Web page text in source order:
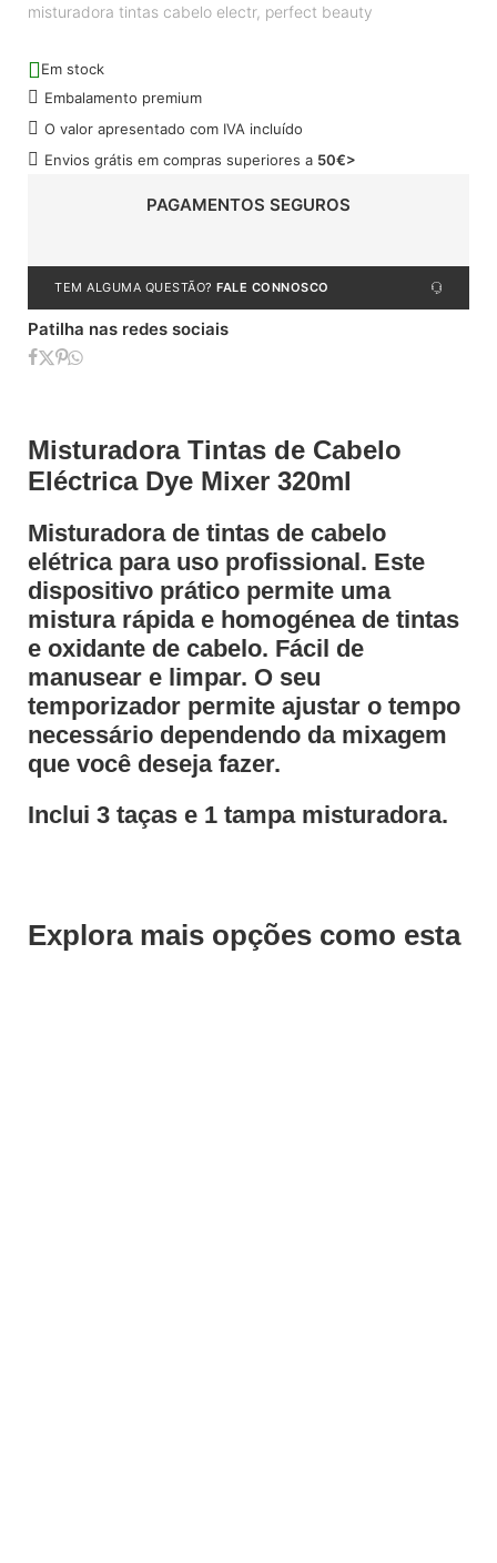
misturadora tintas cabelo electr, perfect beauty
Em stock
Embalamento premium
O valor apresentado com IVA incluído
Envios grátis em compras superiores a 50€>
PAGAMENTOS SEGUROS
TEM ALGUMA QUESTÃO? FALE CONNOSCO
Patilha nas redes sociais
Misturadora Tintas de Cabelo
Eléctrica Dye Mixer 320ml
Misturadora de tintas de cabelo
elétrica para uso profissional. Este
dispositivo prático permite uma
mistura rápida e homogénea de tintas
e oxidante de cabelo. Fácil de
manusear e limpar. O seu
temporizador permite ajustar o tempo
necessário dependendo da mixagem
que você deseja fazer.
Inclui 3 taças e 1 tampa misturadora.
Explora mais opções como esta